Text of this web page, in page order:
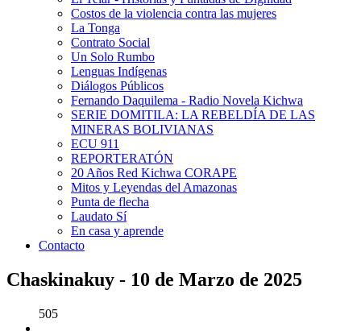
Costos de la violencia contra las mujeres
La Tonga
Contrato Social
Un Solo Rumbo
Lenguas Indígenas
Diálogos Públicos
Fernando Daquilema - Radio Novela Kichwa
SERIE DOMITILA: LA REBELDÍA DE LAS
MINERAS BOLIVIANAS
ECU 911
REPORTERATÓN
20 Años Red Kichwa CORAPE
Mitos y Leyendas del Amazonas
Punta de flecha
Laudato Sí
En casa y aprende
Contacto
Chaskinakuy - 10 de Marzo de 2025
505